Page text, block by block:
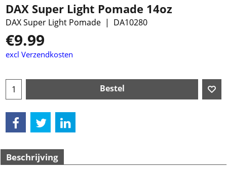
DAX Super Light Pomade 14oz
DAX Super Light Pomade DA10280
€9.99
excl Verzendkosten
Bestel
Beschrijving